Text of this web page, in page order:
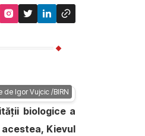
de Igor Vujcic /BIRN
biologice a
Kievul